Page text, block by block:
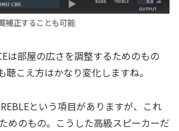
補正することも可能
は部屋の広さを調整するためのもの
聴こえ方はかなり変化しますね。
という項目がありますが、これ
めのもの。こうした高級スピーカーだ